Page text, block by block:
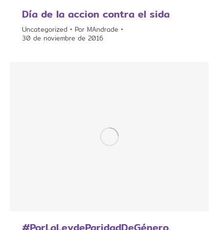
Día de la accion contra el sida
Uncategorized Por MAndrade
30 de noviembre de 2016